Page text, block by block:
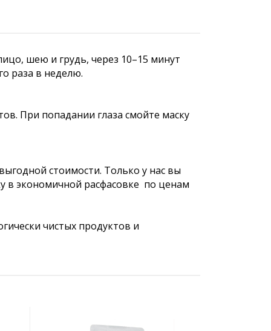
шею и грудь, через 10–15 минут
раза в неделю.
При попадании глаза смойте маску
стоимости. Только у нас вы
в экономичной расфасовке по ценам
чистых продуктов и